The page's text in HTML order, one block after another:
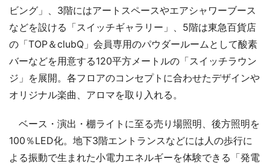
ビング」、3階にはアートスペースやエアシャワーブース
などを設ける「スイッチギャラリー」、5階は東急百貨店
の「TOP＆clubQ」会員専用のパウダールームとして酸素
バーなどを用意する120平方メートルの「スイッチラウン
ジ」を展開。各フロアのコンセプトに合わせたデザインや
オリジナル楽曲、アロマを取り入れる。
ベース・演出・棚ライトに至る売り場照明、後方照明を
100％LED化。地下3階エントランスなどには人の歩行に
よる振動で生まれた小電力エネルギーを体験できる「発電